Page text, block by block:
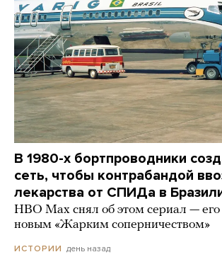
В 1980-х бортпроводники
сеть, чтобы контрабандой
лекарства от СПИДа в
HBO Max снял об этом сериал —
новым «Жарким соперничеством»
ИСТОРИИ день назад